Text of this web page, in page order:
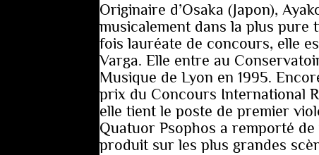
Originaire d’Osaka (Japon),
musicalement dans la plus pure
fois lauréate de concours, elle
Varga. Elle entre au
Musique de Lyon en 1995.
prix du Concours International
elle tient le poste de premier
Quatuor Psophos a remporté
produit sur les plus grandes